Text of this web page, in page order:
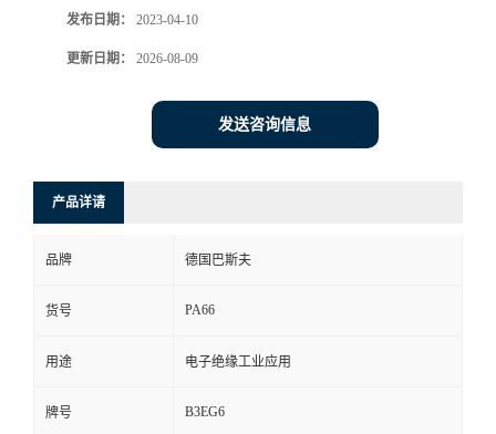
发布日期： 2023-04-10
更新日期： 2026-08-09
发送咨询信息
产品详请
品牌 德国巴斯夫
货号 PA66
用途 电子绝缘工业应用
牌号 B3EG6